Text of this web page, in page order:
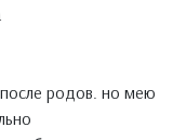
родов. но мею